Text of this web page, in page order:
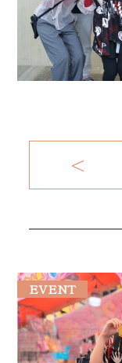
<
EVENT